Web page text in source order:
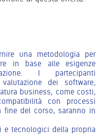
una metodologia per
in base alle esigenze
I partecipanti
dei software,
business, come costi,
con processi
fine del corso, saranno in
e tecnologici della propria